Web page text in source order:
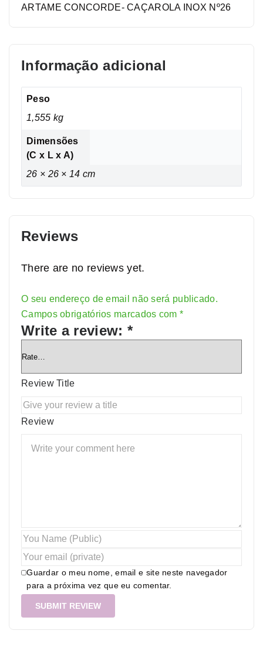
ARTAME CONCORDE- CAÇAROLA INOX Nº26
Informação adicional
Peso
1,555 kg
Dimensões
(C x L x A)
26 × 26 × 14 cm
Reviews
There are no reviews yet.
O seu endereço de email não será publicado.
Campos obrigatórios marcados com *
Write a review: *
Review Title
Review
Guardar o meu nome, email e site neste navegador
para a próxima vez que eu comentar.
Alternative: